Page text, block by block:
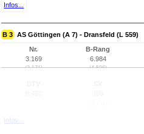
Infos...
B 3 AS Göttingen (A 7) - Dransfeld (L 559)
Nr.
3.169
(3.171)
B-Rang
6.984
(4.596)
Infos...